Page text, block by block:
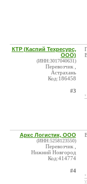
КТР (Каспий Техресурс,
ООО)
(ИНН:3017040631)
Перевозчик ,
Астрахань
Код:186458
#3
*
Аркс Логистик, ООО
(ИНН:5258123550)
Перевозчик ,
Нижний Новгород
Код:414774
#4
*